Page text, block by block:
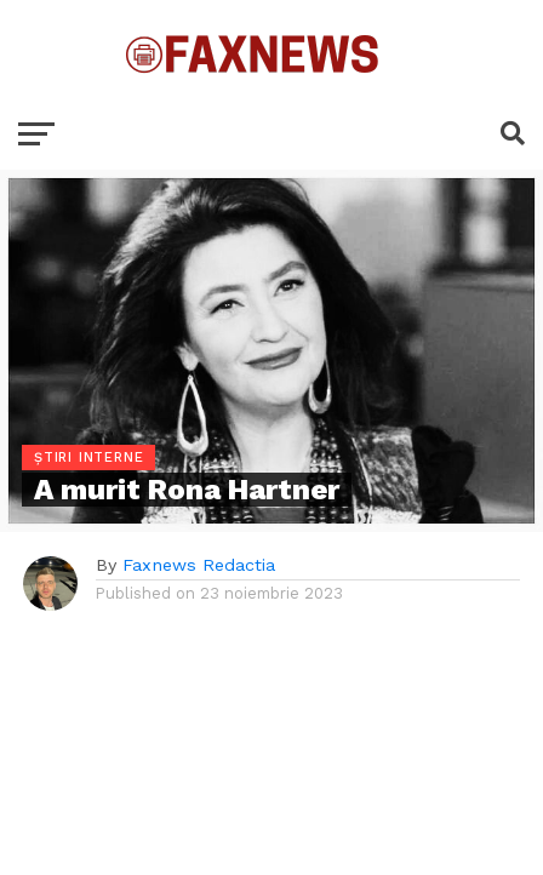
ȘTIRI INTERNE
A murit Rona Hartner
By Faxnews Redactia
Published on 23 noiembrie 2023